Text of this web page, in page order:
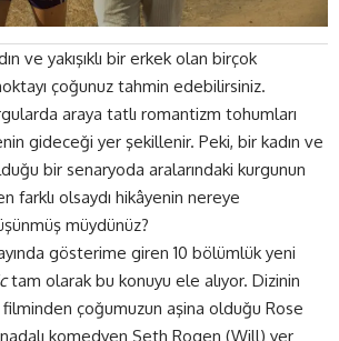
ve yakışıklı bir erkek olan birçok
çoğunuz tahmin edebilirsiniz.
araya tatlı romantizm tohumları
gideceği yer şekillenir. Peki, bir kadın ve
bir senaryoda aralarındaki kurgunun
farklı olsaydı hikâyenin nereye
müydünüz?
gösterime giren 10 bölümlük yeni
tam olarak bu konuyu ele alıyor. Dizinin
çoğumuzun aşina olduğu Rose
komedyen Seth Rogen (Will) yer